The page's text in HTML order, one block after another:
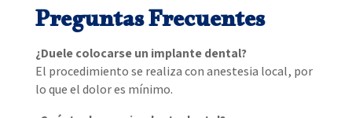
Preguntas Frecuentes
¿Duele colocarse un implante dental?
El procedimiento se realiza con anestesia local, por
lo que el dolor es mínimo.